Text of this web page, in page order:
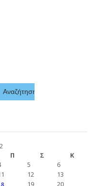
Π Σ Κ
5
6
12 13
19 20